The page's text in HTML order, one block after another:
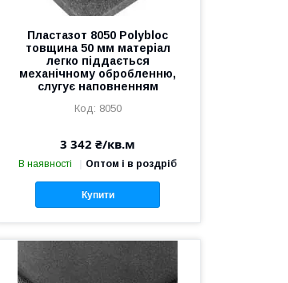
Пластазот 8050 Polybloc
товщина 50 мм матеріал
легко піддається
механічному обробленню,
слугує наповненням
8050
3 342 ₴/кв.м
В наявності Оптом і в роздріб
Купити